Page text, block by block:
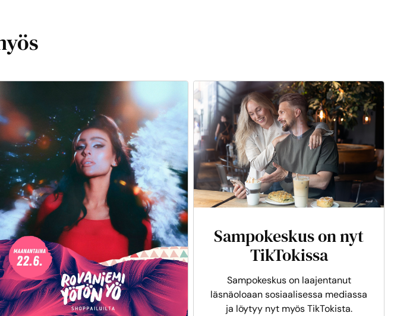
Sampokeskus on nyt
TikTokissa
Sampokeskus on laajentanut
läsnäoloaan sosiaalisessa mediassa
ja löytyy nyt myös TikTokista.